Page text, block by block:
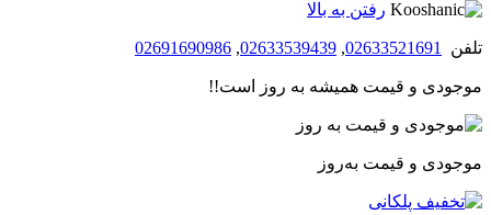
رفتن به بالا
تلفن 02633521691
,
02633539439
,
02691690986
موجودی و قیمت همیشه به روز است!!
موجودی و قیمت به‌روز